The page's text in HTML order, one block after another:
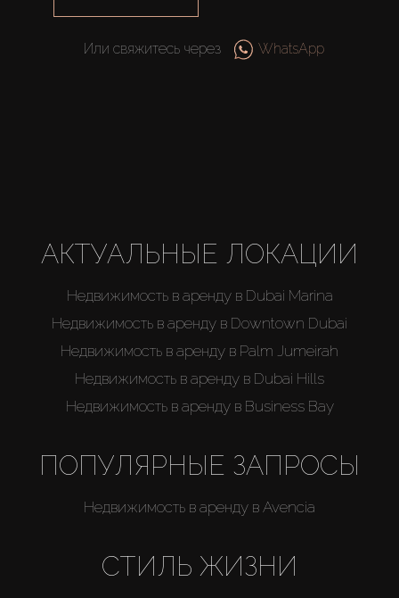
Или свяжитесь через WhatsApp
АКТУАЛЬНЫЕ ЛОКАЦИИ
Недвижимость в аренду в Dubai Marina
Недвижимость в аренду в Downtown Dubai
Недвижимость в аренду в Palm Jumeirah
Недвижимость в аренду в Dubai Hills
Недвижимость в аренду в Business Bay
ПОПУЛЯРНЫЕ ЗАПРОСЫ
Недвижимость в аренду в Avencia
СТИЛЬ ЖИЗНИ